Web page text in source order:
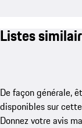
Listes
De façon générale,
disponibles sur
Donnez votre avis